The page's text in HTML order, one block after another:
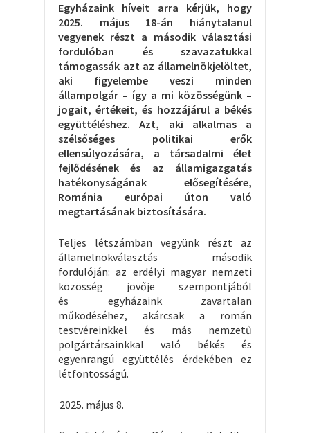
Egyházaink híveit arra kérjük, hogy
2025. május 18-án hiánytalanul
vegyenek részt a második választási
fordulóban és szavazatukkal
támogassák azt az államelnökjelöltet,
aki figyelembe veszi minden
állampolgár – így a mi közösségünk –
jogait, értékeit, és hozzájárul a békés
együttéléshez.
Azt, aki alkalmas a
szélsőséges politikai erők
ellensúlyozására, a társadalmi élet
fejlődésének és az államigazgatás
hatékonyságának elősegítésére,
Románia európai úton való
megtartásának biztosítására.
Teljes létszámban vegyünk részt az
államelnökválasztás második
fordulóján: az erdélyi magyar nemzeti
közösség jövője szempontjából
és egyházaink zavartalan
működéséhez, akárcsak a román
testvéreinkkel és más nemzetű
polgártársainkkal való békés és
egyenrangú együttélés érdekében ez
létfontosságú.
május 8.